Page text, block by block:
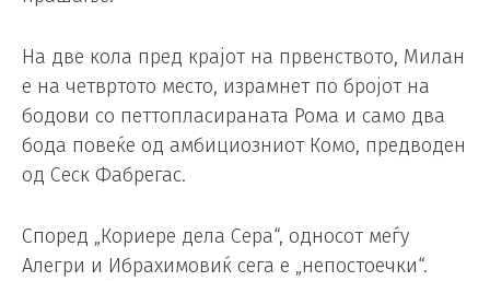
На две кола пред крајот на првенството, Милан
е на четвртото место, израмнет по бројот на
бодови со петтопласираната Рома и само два
бода повеќе од амбициозниот Комо, предводен
од Сеск Фабрегас.
Според „Кориере дела Сера“, односот меѓу
Алегри и Ибрахимовиќ сега е „непостоечки“.